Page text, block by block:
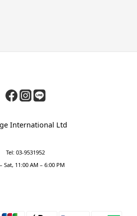
International Ltd
Tel: 03-9531952
Sat, 11:00 AM – 6:00 PM